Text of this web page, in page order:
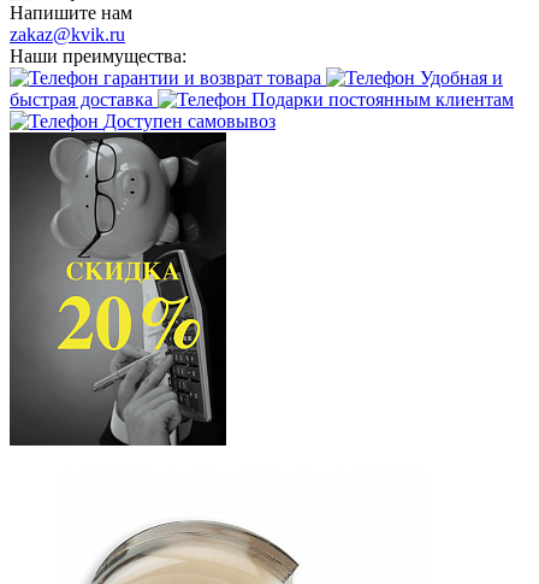
Напишите нам
zakaz@kvik.ru
Наши преимущества:
гарантии и возврат товара
Удобная и
быстрая доставка
Подарки постоянным клиентам
Доступен самовывоз